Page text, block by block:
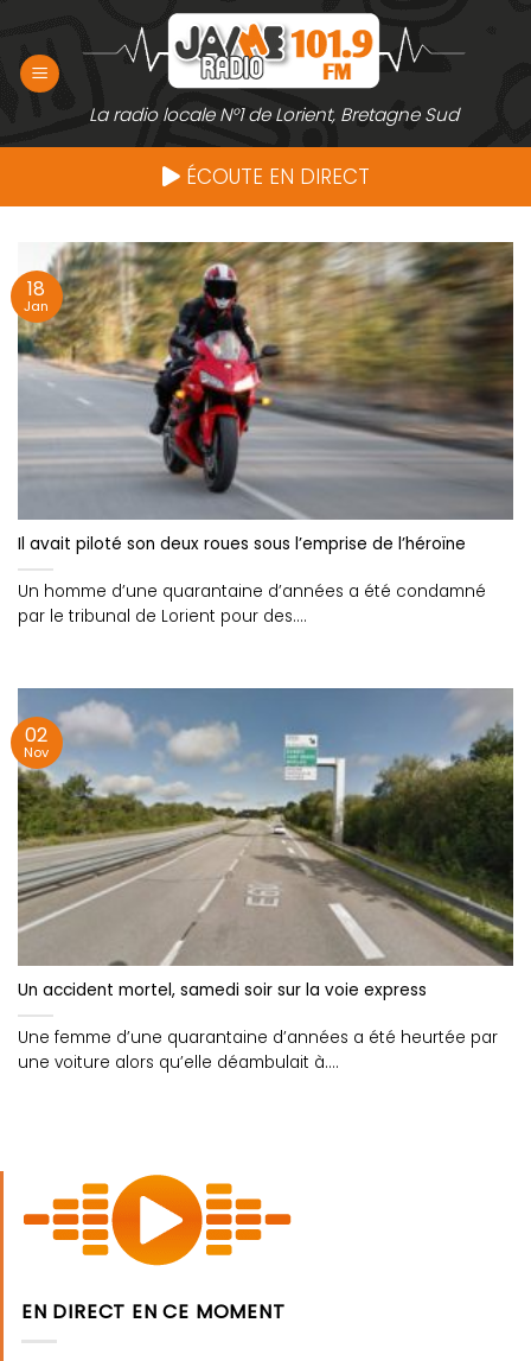
contenu
La radio locale N°1 de Lorient, Bretagne Sud
ÉCOUTE EN DIRECT
Il avait piloté son deux roues sous l’emprise de l’héroïne
Un homme d’une quarantaine d’années a été condamné
par le tribunal de Lorient pour des....
18
Jan
Un accident mortel, samedi soir sur la voie express
Une femme d’une quarantaine d’années a été heurtée par
une voiture alors qu’elle déambulait à....
02
Nov
EN DIRECT EN CE MOMENT